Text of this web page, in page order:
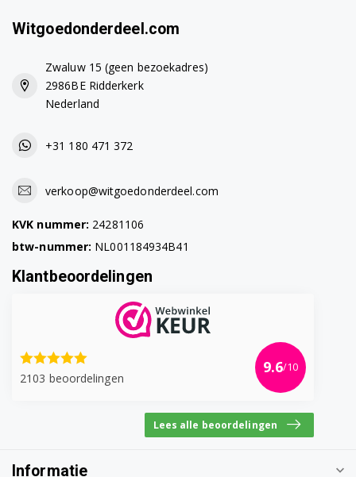
Witgoedonderdeel.com
Zwaluw 15 (geen bezoekadres)
2986BE Ridderkerk
Nederland
+31 180 471 372
verkoop@witgoedonderdeel.com
KVK nummer: 24281106
btw-nummer: NL001184934B41
Klantbeoordelingen
2103 beoordelingen
9.6/10
Lees alle beoordelingen
Informatie